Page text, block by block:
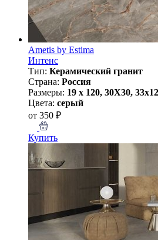
Ametis by Estima
Интенс
Тип: Керамический гранит
Страна: Россия
Размеры: 19 x 120, 30X30,
Цвета: серый
от 350 ₽
Купить